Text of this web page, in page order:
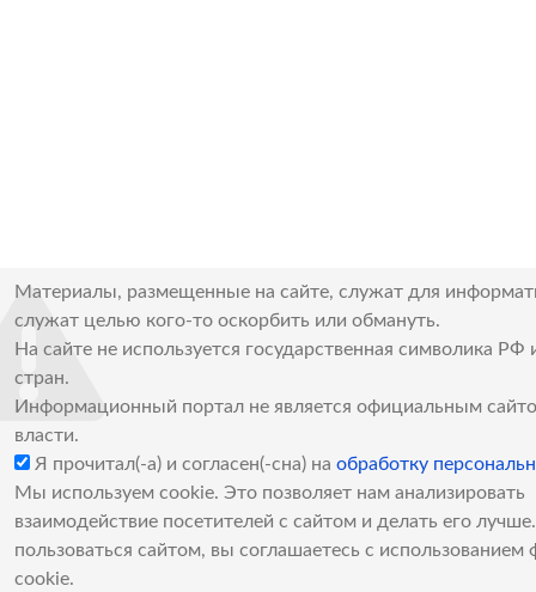
Материалы, размещенные на сайте, служат для
служат целью кого-то оскорбить или обмануть.
На сайте не используется государственная символика РФ
стран.
Информационный портал не является официальным
власти.
Я прочитал(-а) и согласен(-сна) на обработку
Мы используем cookie. Это позволяет нам анализировать
взаимодействие посетителей с сайтом и делать его
пользоваться сайтом, вы соглашаетесь с использованием
cookie.